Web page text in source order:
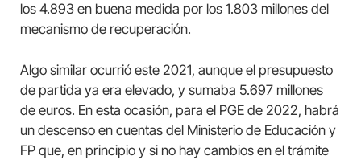
los 4.893 en buena medida por los 1.803 millones del
mecanismo de recuperación.
Algo similar ocurrió este 2021, aunque el presupuesto
de partida ya era elevado, y sumaba 5.697 millones
de euros. En esta ocasión, para el PGE de 2022, habrá
un descenso en cuentas del Ministerio de Educación y
FP que, en principio y si no hay cambios en el trámite